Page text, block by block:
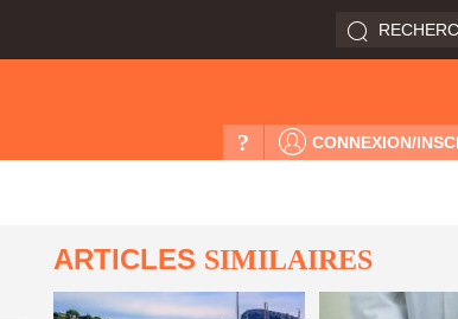
CONNEXION/
?
ARTICLES SIMILAIRES